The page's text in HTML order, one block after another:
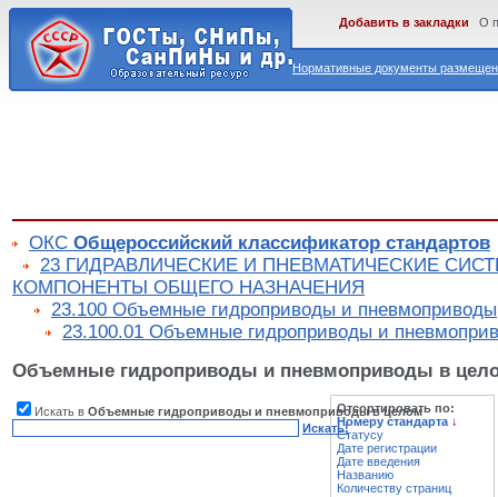
Нормативные документы
Добавить в закладки О
ОКС Общероссийский классификатор стандартов
23 ГИДРАВЛИЧЕСКИЕ И ПНЕВМАТИЧЕСКИЕ
КОМПОНЕНТЫ ОБЩЕГО НАЗНАЧЕНИЯ
23.100 Объемные гидроприводы и пневмоприводы
23.100.01 Объемные гидроприводы и
Объемные гидроприводы и пневмоприводы в
Искать в Объемные гидроприводы и пневмоприводы в целом
Искать!
Отсортировать по:
Номеру стандарта ↓
Статусу
Дате регистрации
Дате введения
Названию
Количеству страниц